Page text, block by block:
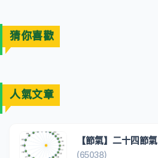
猜你喜歡
人氣文章
【節氣】二十四節氣
(65038)